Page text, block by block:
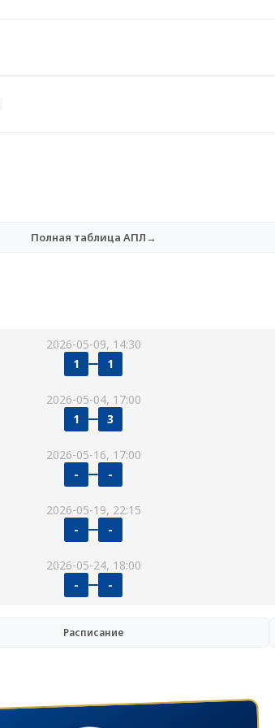
Полная таблица АПЛ→
2026-05-09, 14:30
1 1
2026-05-04, 17:00
1 3
2026-05-16, 17:00
- -
2026-05-19, 22:15
- -
2026-05-24, 18:00
- -
Расписание